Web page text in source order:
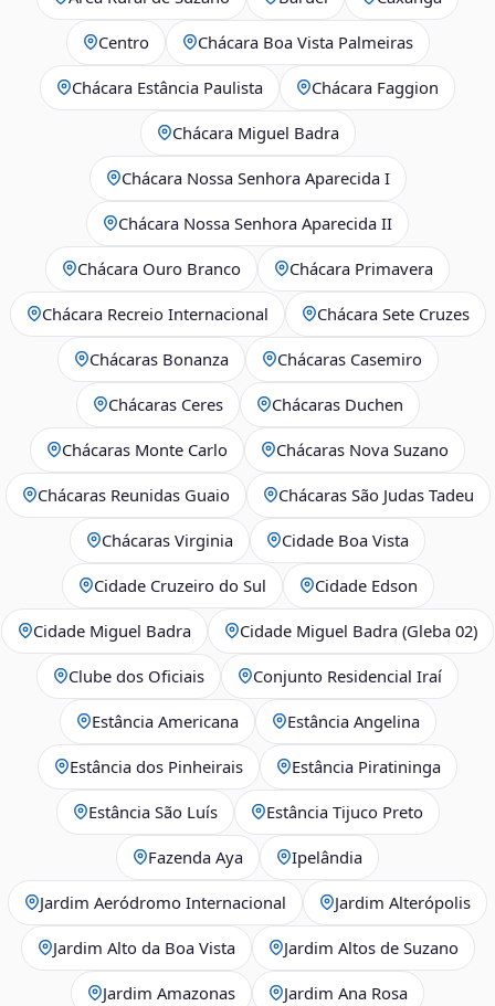
Centro Chácara Boa Vista Palmeiras
Chácara Estância Paulista Chácara Faggion
Chácara Miguel Badra
Chácara Nossa Senhora Aparecida I
Chácara Nossa Senhora Aparecida II
Chácara Ouro Branco Chácara Primavera
Chácara Recreio Internacional Chácara Sete Cruzes
Chácaras Bonanza Chácaras Casemiro
Chácaras Ceres Chácaras Duchen
Chácaras Monte Carlo Chácaras Nova Suzano
Chácaras Reunidas Guaio Chácaras São Judas Tadeu
Chácaras Virginia Cidade Boa Vista
Cidade Cruzeiro do Sul Cidade Edson
Cidade Miguel Badra Cidade Miguel Badra (Gleba 02)
Clube dos Oficiais Conjunto Residencial Iraí
Estância Americana Estância Angelina
Estância dos Pinheirais Estância Piratininga
Estância São Luís Estância Tijuco Preto
Fazenda Aya Ipelândia
Jardim Aeródromo Internacional Jardim Alterópolis
Jardim Alto da Boa Vista Jardim Altos de Suzano
Jardim Amazonas Jardim Ana Rosa